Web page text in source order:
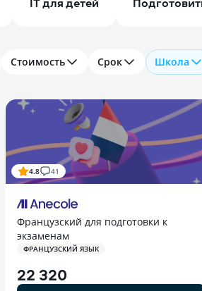
Стоимость Срок Школа
4.8 41
Французский для подготовки к
экзаменам
ФРАНЦУЗСКИЙ ЯЗЫК
22 320